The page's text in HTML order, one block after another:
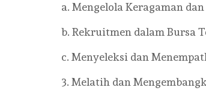
a. Mengelola Keragaman
b. Rekruitmen dalam Bursa
c. Menyeleksi dan
3. Melatih dan